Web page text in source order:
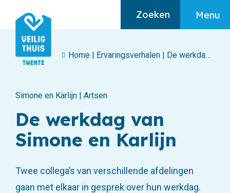
Zoeken Menu
Home
Ik heb hulp nodig
Ik maak mij zorgen
Home | Ervaringsverhalen | De werkdag van Simone en Karlijn
Simone en Karlijn | Artsen
De werkdag van
Simone en Karlijn
Twee collega’s van verschillende afdelingen
gaan met elkaar in gesprek over hun werkdag.